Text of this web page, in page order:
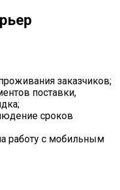
заказчиков;
поставки,
сроков
работу с мобильным